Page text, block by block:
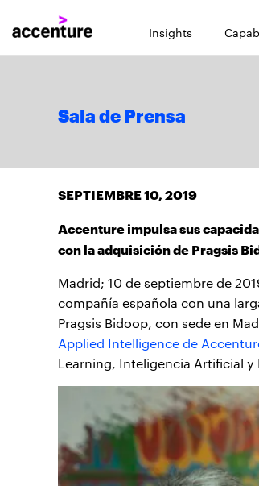
Insights
Sala de Prensa
SEPTIEMBRE 10, 2019
Accenture impulsa sus
con la adquisición de Pragsis
Madrid; 10 de septiembre de
compañía española con una
Pragsis Bidoop, con sede en
Applied Intelligence de
Learning, Inteligencia Artificial